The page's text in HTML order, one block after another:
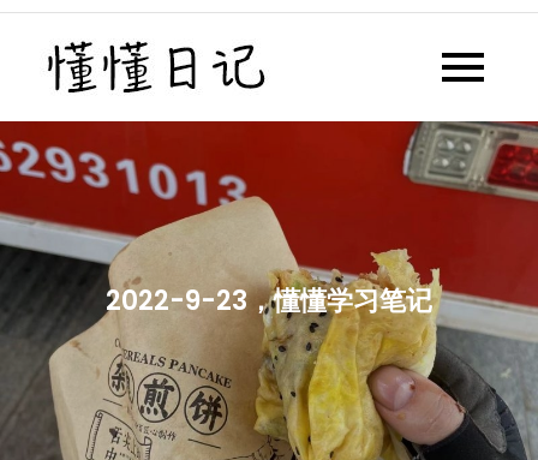
Skip
content
懂懂日记网每天同步更新懂懂学
2022-9-23，懂懂学习笔记